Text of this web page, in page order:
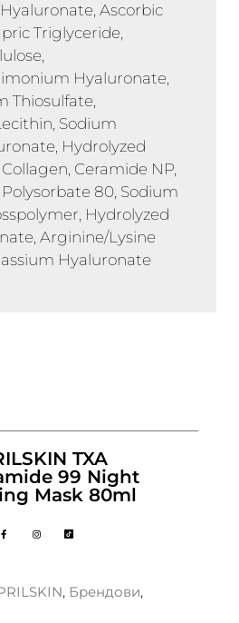
Ascorbic
Triglyceride,
Hyaluronate,
Thiosulfate,
Sodium
Hydrolyzed
Ceramide NP,
80, Sodium
Hydrolyzed
Arginine/Lysine
Hyaluronate
TXA
99 Night
Mask 80ml
, Брендови,